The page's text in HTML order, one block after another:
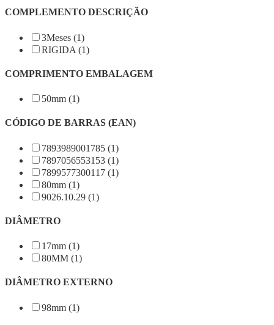
COMPLEMENTO DESCRIÇÃO
3Meses (1)
RIGIDA (1)
COMPRIMENTO EMBALAGEM
50mm (1)
CÓDIGO DE BARRAS (EAN)
7893989001785 (1)
7897056553153 (1)
7899577300117 (1)
80mm (1)
9026.10.29 (1)
DIÂMETRO
17mm (1)
80MM (1)
DIÂMETRO EXTERNO
98mm (1)